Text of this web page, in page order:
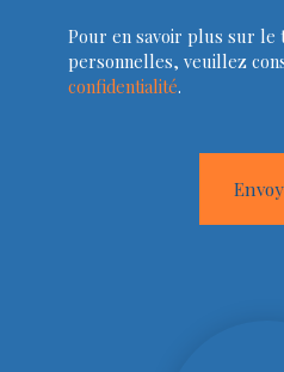
Pour en savoir plus sur le
personnelles, veuillez
confidentialité.